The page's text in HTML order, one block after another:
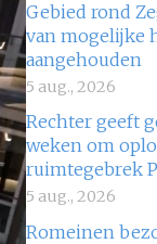
Gebied rond
van mogelijke
aangehouden
5 aug., 2026
Rechter geeft
weken om
ruimtegebrek
5 aug., 2026
Romeinen